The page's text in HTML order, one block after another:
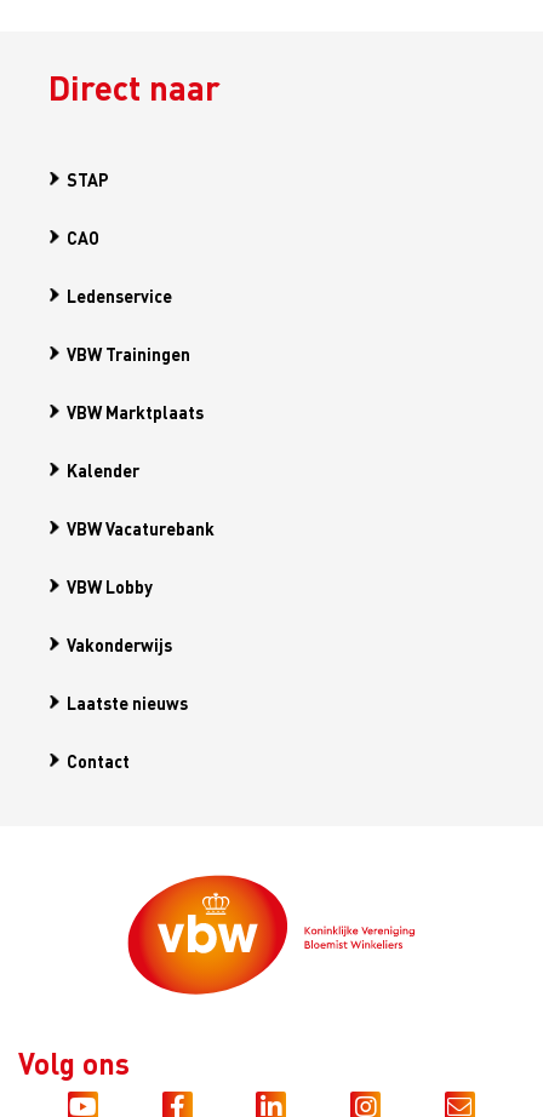
Direct naar
STAP
CAO
Ledenservice
VBW Trainingen
VBW Marktplaats
Kalender
VBW Vacaturebank
VBW Lobby
Vakonderwijs
Laatste nieuws
Contact
Volg ons